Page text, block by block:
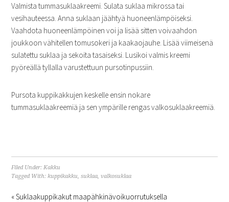
Valmista tummasuklaakreemi. Sulata suklaa mikrossa tai
vesihauteessa. Anna suklaan jäähtyä huoneenlämpöiseksi.
Vaahdota huoneenlämpöinen voi ja lisää sitten voivaahdon
joukkoon vähitellen tomusokeri ja kaakaojauhe. Lisää viimeisenä
sulatettu suklaa ja sekoita tasaiseksi. Lusikoi valmis kreemi
pyöreällä tyllalla varustettuun pursotinpussiin.
Pursota kuppikakkujen keskelle ensin nokare
tummasuklaakreemiä ja sen ympärille rengas valkosuklaakreemiä.
Filed Under:Kakku
Tagged With:kuppikakku,suklaa,valkosuklaa
« Suklaakuppikakut maapähkinävoikuorrutuksella